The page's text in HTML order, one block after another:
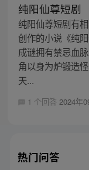
纯阳仙尊短剧
纯阳仙尊短剧有
创作的小说《纯
成谜拥有禁忌血
角以身为炉锻造
天...
1 个回答 2024年
热门问答